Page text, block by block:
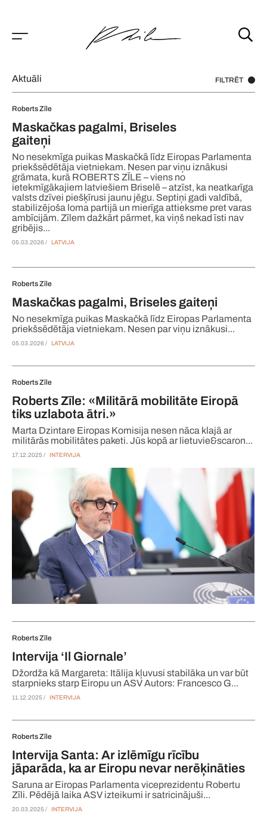
Aktuāli FILTRĒT
Roberts Zīle
Maskačkas pagalmi, Briseles
gaiteņi
No nesekmīga puikas Maskačkā līdz Eiropas Parlamenta
priekšsēdētāja vietniekam. Nesen par viņu iznākusi
grāmata, kurā ROBERTS ZĪLE – viens no
ietekmīgākajiem latviešiem Briselē – atzīst, ka neatkarīga
valsts dzīvei piešķīrusi jaunu jēgu. Septiņi gadi valdībā,
stabilizējoša loma partijā un mierīga attieksme pret varas
ambīcijām. Zīlem dažkārt pārmet, ka viņš nekad īsti nav
gribējis...
05.03.2026 / LATVIJA
Roberts Zīle
Maskačkas pagalmi, Briseles gaiteņi
No nesekmīga puikas Maskačkā līdz Eiropas Parlamenta
priekšsēdētāja vietniekam. Nesen par viņu iznākusi...
05.03.2026 / LATVIJA
Roberts Zīle
Roberts Zīle: «Militārā mobilitāte Eiropā
tiks uzlabota ātri.»
Marta Dzintare Eiropas Komisija nesen nāca klajā ar
militārās mobilitātes paketi. Jūs kopā ar lietuvie&scaron...
17.12.2025 / INTERVIJA
Roberts Zīle
Intervija ‘Il Giornale’
Džordža kā Margareta: Itālija kļuvusi stabilāka un var būt
starpnieks starp Eiropu un ASV Autors: Francesco G...
11.12.2025 / INTERVIJA
Roberts Zīle
Intervija Santa: Ar izlēmīgu rīcību
jāparāda, ka ar Eiropu nevar nerēķināties
Saruna ar Eiropas Parlamenta viceprezidentu Robertu
Zīli. Pēdējā laika ASV izteikumi ir satricinājuši...
20.03.2025 / INTERVIJA